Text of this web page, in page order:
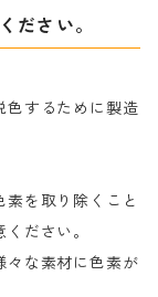
ださい。
色するために製造
を取り除くこと
ださい。
々な素材に色素が